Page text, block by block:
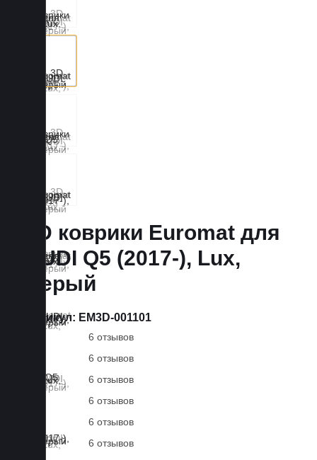
3D коврики Euromat для
AUDI Q5 (2017-), Lux,
Серый
Артикул: EM3D-001101
6 отзывов
6 отзывов
6 отзывов
6 отзывов
6 отзывов
6 отзывов